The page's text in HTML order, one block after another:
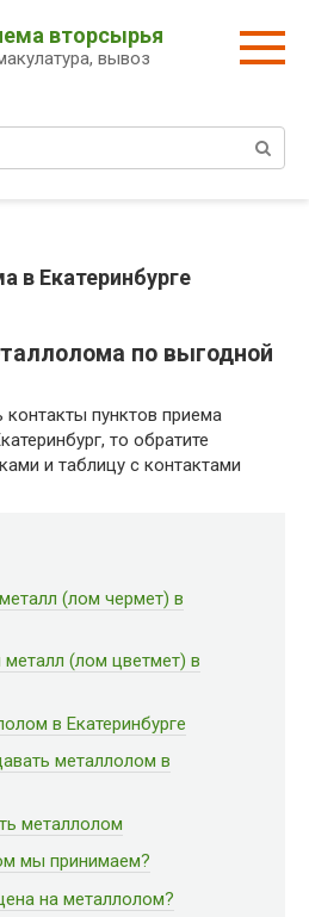
вторсырья
вывоз
в Екатеринбурге
по выгодной
пунктов приема
то обратите
и таблицу с контактами
(лом чермет) в
(лом цветмет) в
в Екатеринбурге
металлолом в
металлолом
мы принимаем?
на металлолом?